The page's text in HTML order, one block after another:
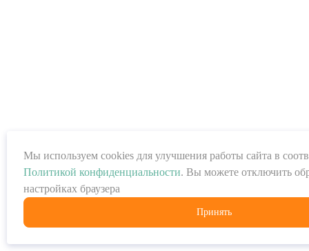
Мы используем cookies для улучшения работы сайта в
Политикой конфиденциальности. Вы можете отключить
настройках браузера
Принять